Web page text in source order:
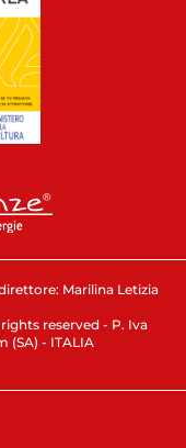
Marilina Letizia
reserved - P. Iva
(SA) - ITALIA